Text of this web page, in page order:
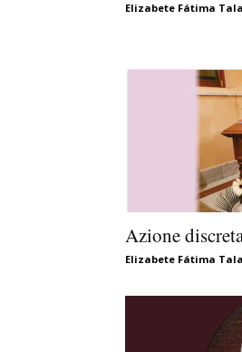
Elizabete Fátima
Azione
Elizabete Fátima